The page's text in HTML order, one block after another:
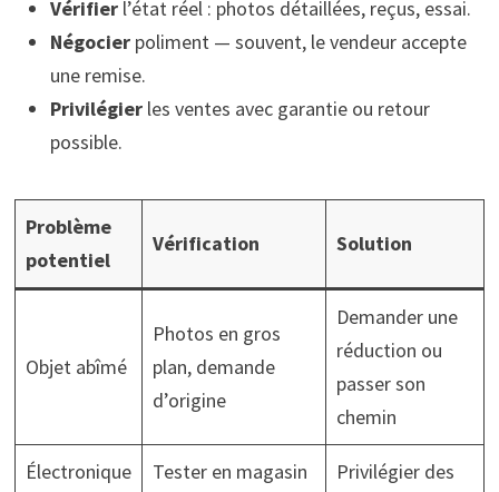
Vérifierl’état réel : photos détaillées, reçus, essai.
Négocierpoliment — souvent, le vendeur accepte
une remise.
Privilégierles ventes avec garantie ou retour
possible.
Problème
potentiel
Vérification Solution
Objet abîmé
Photos en gros
plan, demande
d’origine
Demander une
réduction ou
passer son
chemin
Électronique
Tester en magasin
Privilégier des